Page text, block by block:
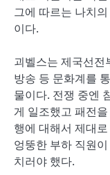
그에 따르는 나치
이다.
괴벨스는 제국선전
방송 등 문화계를
물이다. 전쟁 중엔
게 일조했고 패전
행에 대해서 제대
엉뚱한 부하 직원
치러야 했다.